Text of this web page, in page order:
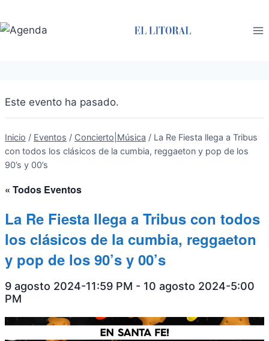
al
contenido
Este evento ha pasado.
Inicio / Eventos / Concierto|Música / La Re Fiesta llega a Tribus
con todos los clásicos de la cumbia, reggaeton y pop de los
90’s y 00’s
« Todos Eventos
La Re Fiesta llega a Tribus con todos
los clásicos de la cumbia, reggaeton
y pop de los 90’s y 00’s
9 agosto 2024-11:59 PM - 10 agosto 2024-5:00
PM